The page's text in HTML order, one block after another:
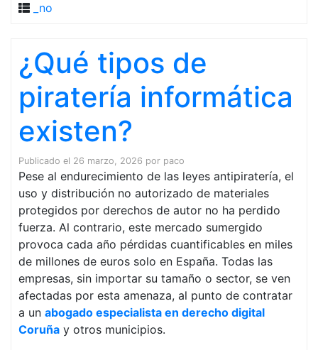
_no
¿Qué tipos de
piratería informática
existen?
Publicado el 26 marzo, 2026 por paco
Pese al endurecimiento de las leyes antipiratería, el
uso y distribución no autorizado de materiales
protegidos por derechos de autor no ha perdido
fuerza. Al contrario, este mercado sumergido
provoca cada año pérdidas cuantificables en miles
de millones de euros solo en España. Todas las
empresas, sin importar su tamaño o sector, se ven
afectadas por esta amenaza, al punto de contratar
a un abogado especialista en derecho digital
Coruña y otros municipios.